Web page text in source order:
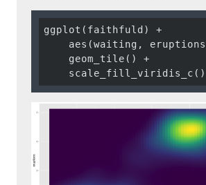
ggplot(faithfuld) +
aes(waiting,
    geom_tile() +
    scale_fill_viridis_c()